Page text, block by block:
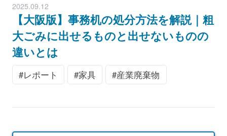
2025.09.12
【大阪版】事務机の処分方法を解説｜粗
大ごみに出せるものと出せないものの
違いとは
レポート 家具 産業廃棄物